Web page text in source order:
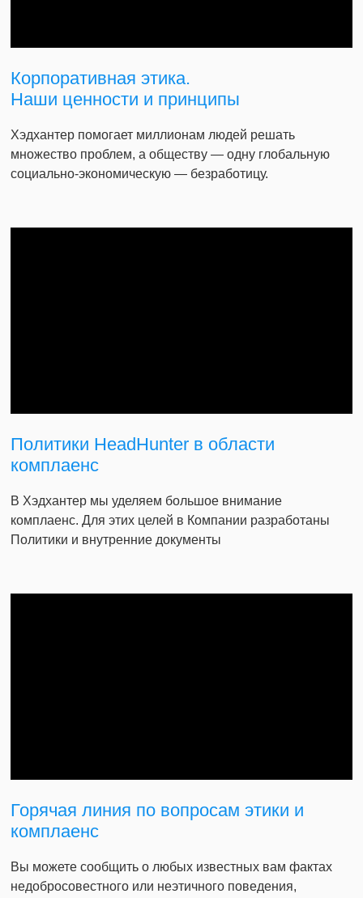
Корпоративная этика.
Наши ценности и принципы
Хэдхантер помогает миллионам людей решать
множество проблем, а обществу — одну глобальную
социально-экономическую — безработицу.
Политики HeadHunter в области
комплаенс
В Хэдхантер мы уделяем большое внимание
комплаенс. Для этих целей в Компании разработаны
Политики и внутренние документы
Горячая линия по вопросам этики и
комплаенс
Вы можете сообщить о любых известных вам фактах
недобросовестного или неэтичного поведения,